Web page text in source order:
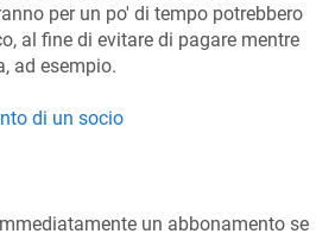
per un po' di tempo potrebbero
al fine di evitare di pagare mentre
ad esempio.
di un socio
un abbonamento se